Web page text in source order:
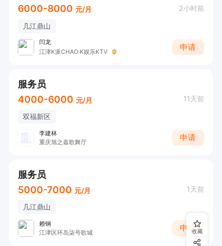
6000-8000 元/月 2小时前
几江鼎山
闫龙
江津K派CHAO·K娱乐KTV
申请
服务员
4000-6000 元/月 11天前
双福新区
李建林
重庆旭之嘉歌舞厅
申请
服务员
5000-7000 元/月 1天前
几江鼎山
赖钢
江津区环岛柒号歌城
申请收藏